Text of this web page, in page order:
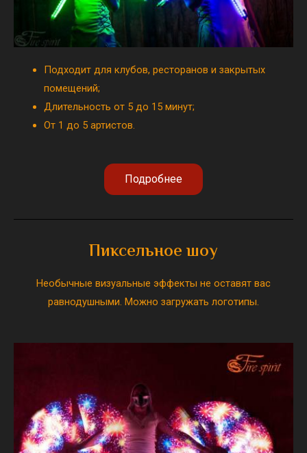
Подходит для клубов, ресторанов и закрытых
помещений;
Длительность от 5 до 15 минут;
От 1 до 5 артистов.
Подробнее
Пиксельное шоу
Необычные визуальные эффекты не оставят вас
равнодушными. Можно загружать логотипы.